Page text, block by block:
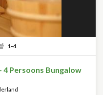
1-4
4 Persoons Bungalow